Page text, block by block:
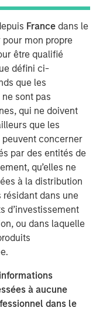
France dans le
mon propre
être qualifié
défini ci-
que les
sont pas
qui ne doivent
que les
concerner
par des entités de
qu’elles ne
à la distribution
dans une
d’investissement
ou dans laquelle
à aucune
dans le
of carbon
from the Earth’s
through 2050,
has mandated “Net
Private Equity
our halfway
investors have
ambition by
in compelling
North America
climate impact
incentive
recognizes this in
on our pipeline
equity market.”
investments
food and
Under the
1GT is an
or social